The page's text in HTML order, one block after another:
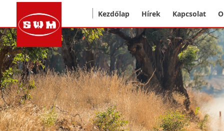
Kezdőlap Hírek Kapcsolat